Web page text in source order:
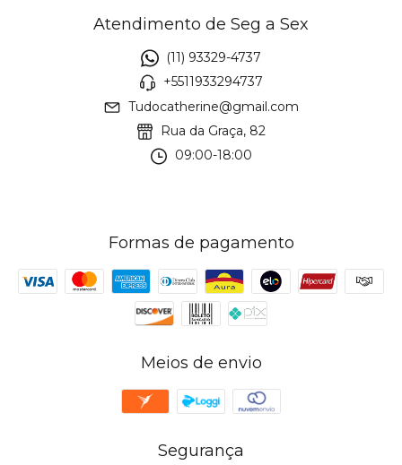
Atendimento de Seg a Sex
(11) 93329-4737
+5511933294737
Tudocatherine@gmail.com
Rua da Graça, 82
09:00-18:00
Formas de pagamento
Meios de envio
Segurança